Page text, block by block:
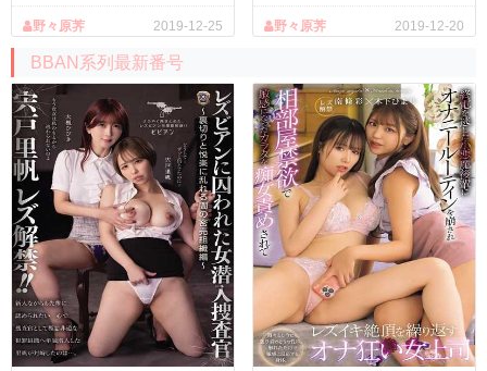
2019-12-25
野々原荠 2019-12-20
野々原荠
BBAN系列最新番号